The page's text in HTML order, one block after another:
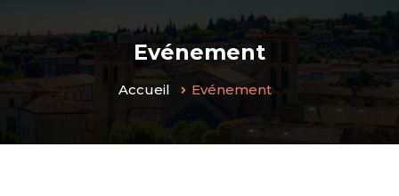
Evénement
Accueil Evénement